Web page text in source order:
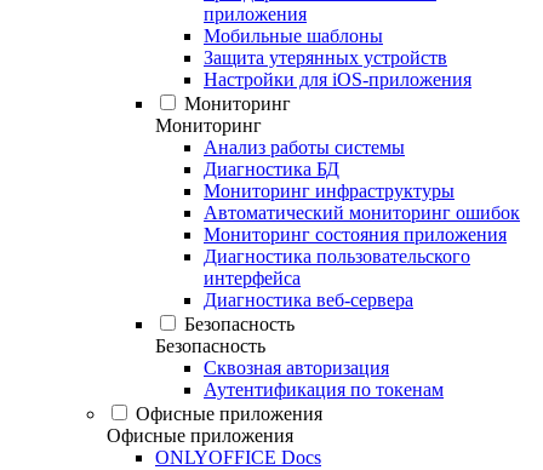
приложения
Мобильные шаблоны
Защита утерянных устройств
Настройки для iOS-приложения
Мониторинг
Мониторинг
Анализ работы системы
Диагностика БД
Мониторинг инфраструктуры
Автоматический мониторинг ошибок
Мониторинг состояния приложения
Диагностика пользовательского
интерфейса
Диагностика веб-сервера
Безопасность
Безопасность
Сквозная авторизация
Аутентификация по токенам
Офисные приложения
Офисные приложения
ONLYOFFICE Docs